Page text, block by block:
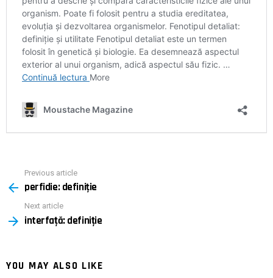
more
Previous article
perfidie: definiţie
Next article
interfață: definiție
YOU MAY ALSO LIKE